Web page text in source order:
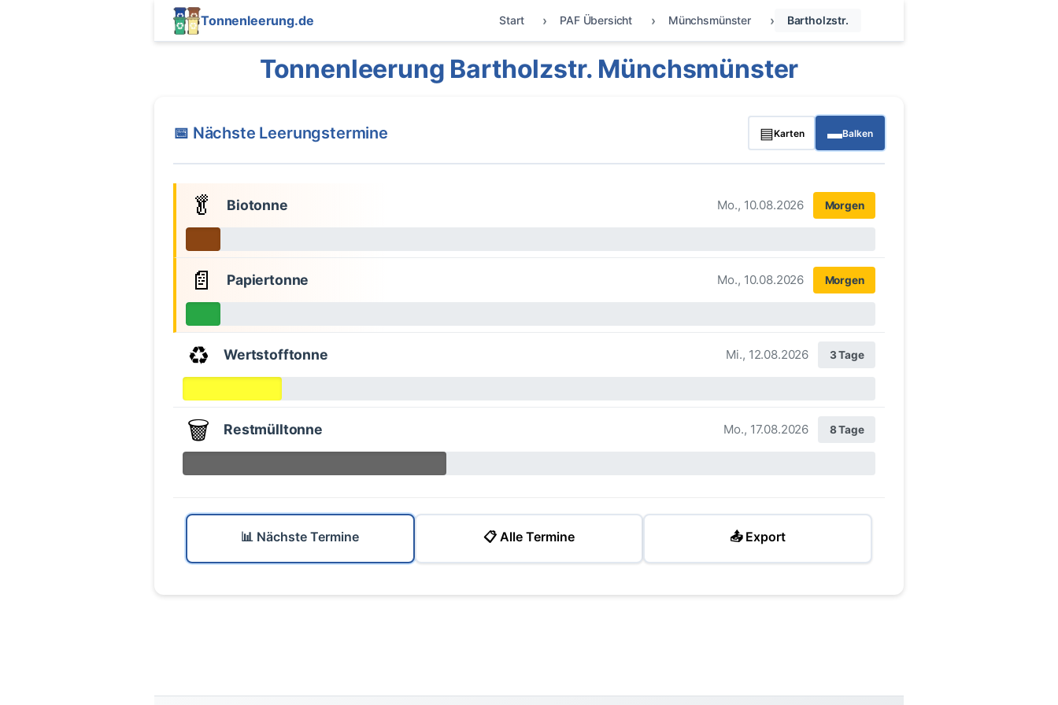
Tonnenleerung.de Start PAF Übersicht Münchsmünster Bartholzstr.
Tonnenleerung Bartholzstr. Münchsmünster
📅 Nächste Leerungstermine ▤Karten ▬Balken
🥬 Biotonne Mo., 10.08.2026 Morgen
📄 Papiertonne Mo., 10.08.2026 Morgen
♻️ Wertstofftonne Mi., 12.08.2026 3 Tage
🗑️ Restmülltonne Mo., 17.08.2026 8 Tage
📊 Nächste Termine 📋 Alle Termine 📤 Export